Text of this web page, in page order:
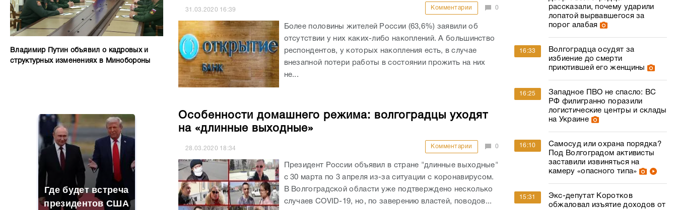
Владимир Путин объявил о кадровых и
структурных изменениях в Минобороны
Где будет встреча
президентов США
31.03.2020 16:39 Комментарии 0
Более половины жителей России (63,6%) заявили об
отсутствии у них каких-либо накоплений. А большинство
респондентов, у которых накопления есть, в случае
внезапной потери работы в состоянии прожить на них
не...
Особенности домашнего режима: волгоградцы уходят
на «длинные выходные»
28.03.2020 18:34 Комментарии 0
Президент России объявил в стране "длинные выходные"
с 30 марта по 3 апреля из-за ситуации с коронавирусом.
В Волгоградской области уже подтверждено несколько
случаев COVID-19, но, по заверению властей, поводов...
рассказали, почему ударили
лопатой вырвавшегося за
порог алабая
16:33
Волгоградца осудят за
избиение до смерти
приютившей его женщины
16:25
Западное ПВО не спасло: ВС
РФ филигранно поразили
логистические центры и склады
на Украине
16:10
Самосуд или охрана порядка?
Под Волгоградом активисты
заставили извиняться на
камеру «опасного типа»
15:31
Экс-депутат Коротков
обжаловал изъятие доходов от